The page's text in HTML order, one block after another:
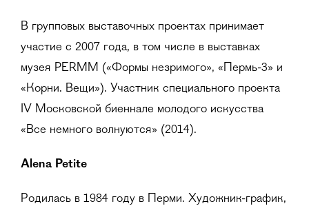
В групповых выставочных проектах принимает
участие с 2007 года, в том числе в выставках
музея PERMM («Формы незримого», «Пермь-3» и
«Корни. Вещи»). Участник специального проекта
IV Московской биеннале молодого искусства
«Все немного волнуются» (2014).
Alena Petite
Родилась в 1984 году в Перми. Художник-график,